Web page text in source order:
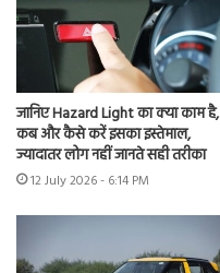
जानिए Hazard Light का क्या काम है,
कब और कैसे करें इसका इस्तेमाल,
ज्यादातर लोग नहीं जानते सही तरीका
12 July 2026 - 6:14 PM